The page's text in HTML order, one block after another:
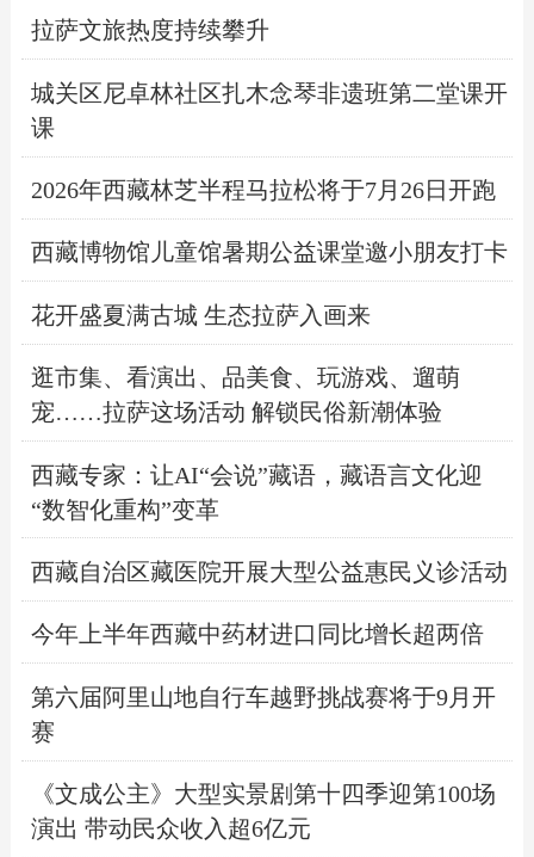
拉萨文旅热度持续攀升
城关区尼卓林社区扎木念琴非遗班第二堂课开
课
2026年西藏林芝半程马拉松将于7月26日开跑
西藏博物馆儿童馆暑期公益课堂邀小朋友打卡
花开盛夏满古城 生态拉萨入画来
逛市集、看演出、品美食、玩游戏、遛萌
宠……拉萨这场活动 解锁民俗新潮体验
西藏专家：让AI“会说”藏语，藏语言文化迎
“数智化重构”变革
西藏自治区藏医院开展大型公益惠民义诊活动
今年上半年西藏中药材进口同比增长超两倍
第六届阿里山地自行车越野挑战赛将于9月开
赛
《文成公主》大型实景剧第十四季迎第100场
演出 带动民众收入超6亿元